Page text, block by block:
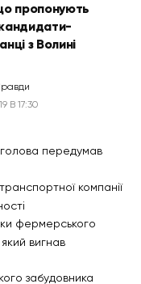
пропонують
з Волині
В 17:30
голова передумав
компанії
фермерського
вигнав
забудовника